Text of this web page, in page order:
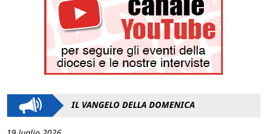
IL VANGELO DELLA DOMENICA